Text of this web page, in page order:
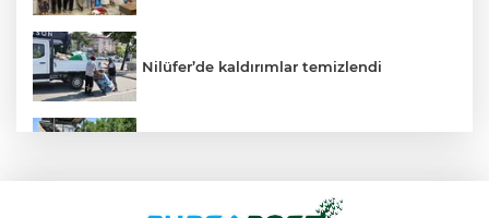
Nilüfer’de kaldırımlar temizlendi